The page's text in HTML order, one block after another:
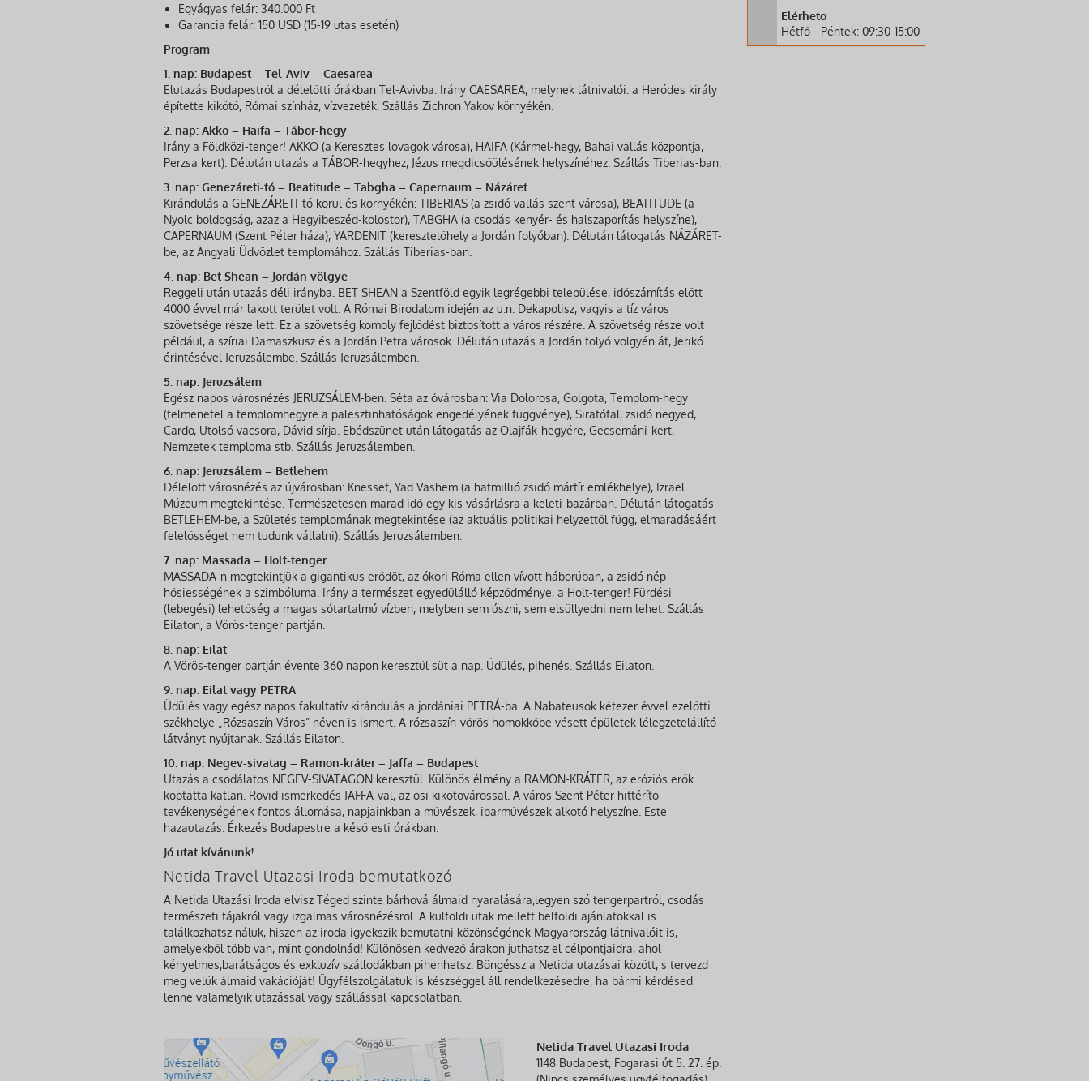
Egyágyas felár: 340.000 Ft
Garancia felár: 150 USD (15-19 utas esetén)
Program
1. nap: Budapest – Tel-Aviv – Caesarea
Elutazás Budapestről a délelőtti órákban Tel-Avivba. Irány CAESAREA, melynek látnivalói: a Heródes király
építette kikötő, Római színház, vízvezeték. Szállás Zichron Yakov környékén.
2. nap: Akko – Haifa – Tábor-hegy
Irány a Földközi-tenger! AKKO (a Keresztes lovagok városa), HAIFA (Kármel-hegy, Bahai vallás központja,
Perzsa kert). Délután utazás a TÁBOR-hegyhez, Jézus megdicsőülésének helyszínéhez. Szállás Tiberias-ban.
3. nap: Genezáreti-tó – Beatitude – Tabgha – Capernaum – Názáret
Kirándulás a GENEZÁRETI-tó körül és környékén: TIBERIAS (a zsidó vallás szent városa), BEATITUDE (a
Nyolc boldogság, azaz a Hegyibeszéd-kolostor), TABGHA (a csodás kenyér- és halszaporítás helyszíne),
CAPERNAUM (Szent Péter háza), YARDENIT (keresztelőhely a Jordán folyóban). Délután látogatás NÁZÁRET-
be, az Angyali Üdvözlet templomához. Szállás Tiberias-ban.
4. nap: Bet Shean – Jordán völgye
Reggeli után utazás déli irányba. BET SHEAN a Szentföld egyik legrégebbi települése, időszámítás előtt
4000 évvel már lakott terület volt. A Római Birodalom idején az u.n. Dekapolisz, vagyis a tíz város
szövetsége része lett. Ez a szövetség komoly fejlődést biztosított a város részére. A szövetség része volt
például, a szíriai Damaszkusz és a Jordán Petra városok. Délután utazás a Jordán folyó völgyén át, Jerikó
érintésével Jeruzsálembe. Szállás Jeruzsálemben.
5. nap: Jeruzsálem
Egész napos városnézés JERUZSÁLEM-ben. Séta az óvárosban: Via Dolorosa, Golgota, Templom-hegy
(felmenetel a templomhegyre a palesztinhatóságok engedélyének függvénye), Siratófal, zsidó negyed,
Cardo, Utolsó vacsora, Dávid sírja. Ebédszünet után látogatás az Olajfák-hegyére, Gecsemáni-kert,
Nemzetek temploma stb. Szállás Jeruzsálemben.
6. nap: Jeruzsálem – Betlehem
Délelőtt városnézés az újvárosban: Knesset, Yad Vashem (a hatmillió zsidó mártír emlékhelye), Izrael
Múzeum megtekintése. Természetesen marad idő egy kis vásárlásra a keleti-bazárban. Délután látogatás
BETLEHEM-be, a Születés templomának megtekintése (az aktuális politikai helyzettől függ, elmaradásáért
felelősséget nem tudunk vállalni). Szállás Jeruzsálemben.
7. nap: Massada – Holt-tenger
MASSADA-n megtekintjük a gigantikus erődöt, az ókori Róma ellen vívott háborúban, a zsidó nép
hősiességének a szimbóluma. Irány a természet egyedülálló képződménye, a Holt-tenger! Fürdési
(lebegési) lehetőség a magas sótartalmú vízben, melyben sem úszni, sem elsüllyedni nem lehet. Szállás
Eilaton, a Vörös-tenger partján.
8. nap: Eilat
A Vörös-tenger partján évente 360 napon keresztül süt a nap. Üdülés, pihenés. Szállás Eilaton.
9. nap: Eilat vagy PETRA
Üdülés vagy egész napos fakultatív kirándulás a jordániai PETRÁ-ba. A Nabateusok kétezer évvel ezelőtti
székhelye „Rózsaszín Város” néven is ismert. A rózsaszín-vörös homokkőbe vésett épületek lélegzetelállító
látványt nyújtanak. Szállás Eilaton.
10. nap: Negev-sivatag – Ramon-kráter – Jaffa – Budapest
Utazás a csodálatos NEGEV-SIVATAGON keresztül. Különös élmény a RAMON-KRÁTER, az eróziós erők
koptatta katlan. Rövid ismerkedés JAFFA-val, az ősi kikötővárossal. A város Szent Péter hittérítő
tevékenységének fontos állomása, napjainkban a művészek, iparművészek alkotó helyszíne. Este
hazautazás. Érkezés Budapestre a késő esti órákban.
Jó utat kívánunk!
Netida Travel Utazasi Iroda bemutatkozó
A Netida Utazási Iroda elvisz Téged szinte bárhová álmaid nyaralására,legyen szó tengerpartról, csodás
természeti tájakról vagy izgalmas városnézésről. A külföldi utak mellett belföldi ajánlatokkal is
találkozhatsz náluk, hiszen az iroda igyekszik bemutatni közönségének Magyarország látnivalóit is,
amelyekből több van, mint gondolnád! Különösen kedvező árakon juthatsz el célpontjaidra, ahol
kényelmes,barátságos és exkluzív szállodákban pihenhetsz. Böngéssz a Netida utazásai között, s tervezd
meg velük álmaid vakációját! Ügyfélszolgálatuk is készséggel áll rendelkezésedre, ha bármi kérdésed
lenne valamelyik utazással vagy szállással kapcsolatban.
Netida Travel Utazasi Iroda
1148 Budapest, Fogarasi út 5. 27. ép.
Elérhető
Hétfő - Péntek: 09:30-15:00